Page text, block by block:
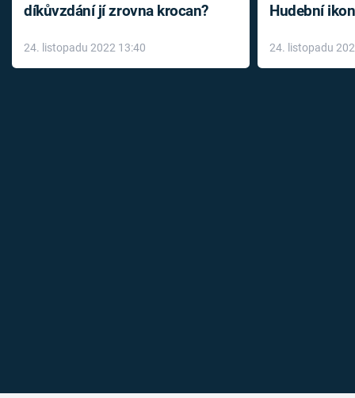
díkůvzdání jí zrovna krocan?
24. listopadu 2022 13:40
Hudební
léky
24. listopadu